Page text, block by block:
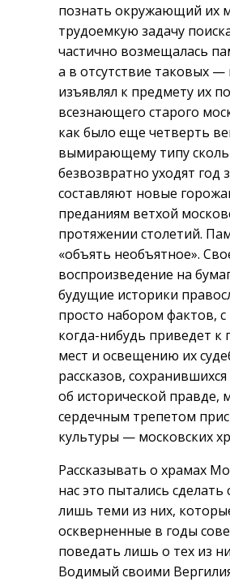
познать окружающий их
трудоемкую задачу
частично возмещалась
а в отсутствие таковых
изъявлял к предмету их
всезнающего старого
как было еще четверть
вымирающему типу сколь
безвозвратно уходят
составляют новые
преданиям ветхой
протяжении столетий.
«объять необъятное».
воспроизведение на
будущие историки
просто набором фактов,
когда-нибудь приведет
мест и освещению их
рассказов,
об исторической правде,
сердечным трепетом
культуры — московских
Рассказывать о храмах
нас это пытались
лишь теми из них,
оскверненные в годы
поведать лишь о тех из
Водимый своими